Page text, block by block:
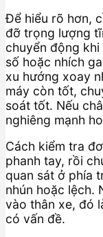
Để hiểu rõ hơn,
đỡ trọng lượng
chuyển động
số hoặc nhích
xu hướng xoay
máy còn tốt,
soát tốt. Nếu
nghiêng mạnh
Cách kiểm tra
phanh tay, rồi
quan sát ở phía
nhún hoặc lệch.
vào thân xe, đó
có vấn đề.